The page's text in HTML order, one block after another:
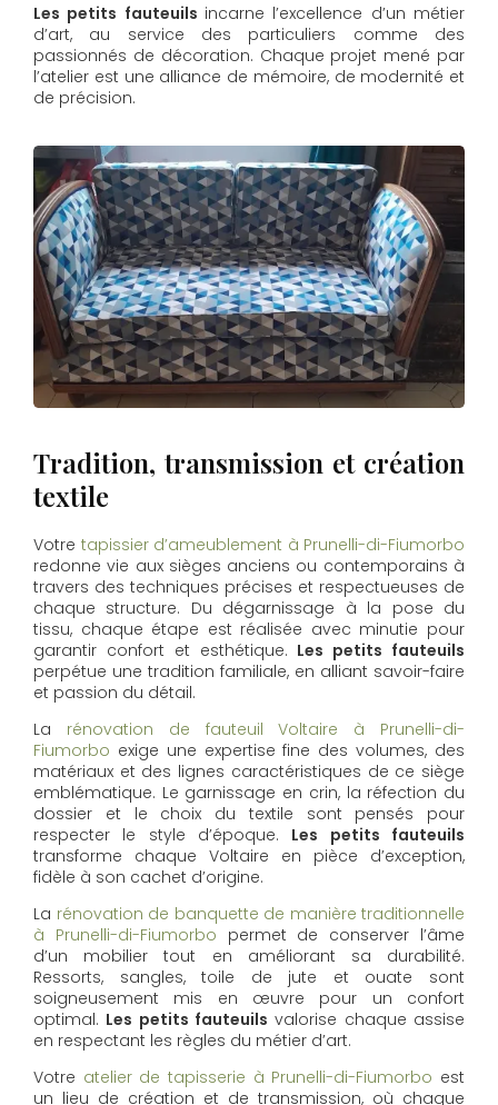
Les petits fauteuils incarne l’excellence d’un métier
d’art, au service des particuliers comme des
passionnés de décoration. Chaque projet mené par
l’atelier est une alliance de mémoire, de modernité et
de précision.
Tradition, transmission et création
textile
Votre tapissier d’ameublement à Prunelli-di-Fiumorbo
redonne vie aux sièges anciens ou contemporains à
travers des techniques précises et respectueuses de
chaque structure. Du dégarnissage à la pose du
tissu, chaque étape est réalisée avec minutie pour
garantir confort et esthétique. Les petits fauteuils
perpétue une tradition familiale, en alliant savoir-faire
et passion du détail.
La rénovation de fauteuil Voltaire à Prunelli-di-
Fiumorbo exige une expertise fine des volumes, des
matériaux et des lignes caractéristiques de ce siège
emblématique. Le garnissage en crin, la réfection du
dossier et le choix du textile sont pensés pour
respecter le style d’époque. Les petits fauteuils
transforme chaque Voltaire en pièce d’exception,
fidèle à son cachet d’origine.
La rénovation de banquette de manière traditionnelle
à Prunelli-di-Fiumorbo permet de conserver l’âme
d’un mobilier tout en améliorant sa durabilité.
Ressorts, sangles, toile de jute et ouate sont
soigneusement mis en œuvre pour un confort
optimal. Les petits fauteuils valorise chaque assise
en respectant les règles du métier d’art.
Votre atelier de tapisserie à Prunelli-di-Fiumorbo est
un lieu de création et de transmission, où chaque